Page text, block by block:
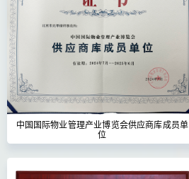
中国国际物业管理产业博览会供应商库成员单
位